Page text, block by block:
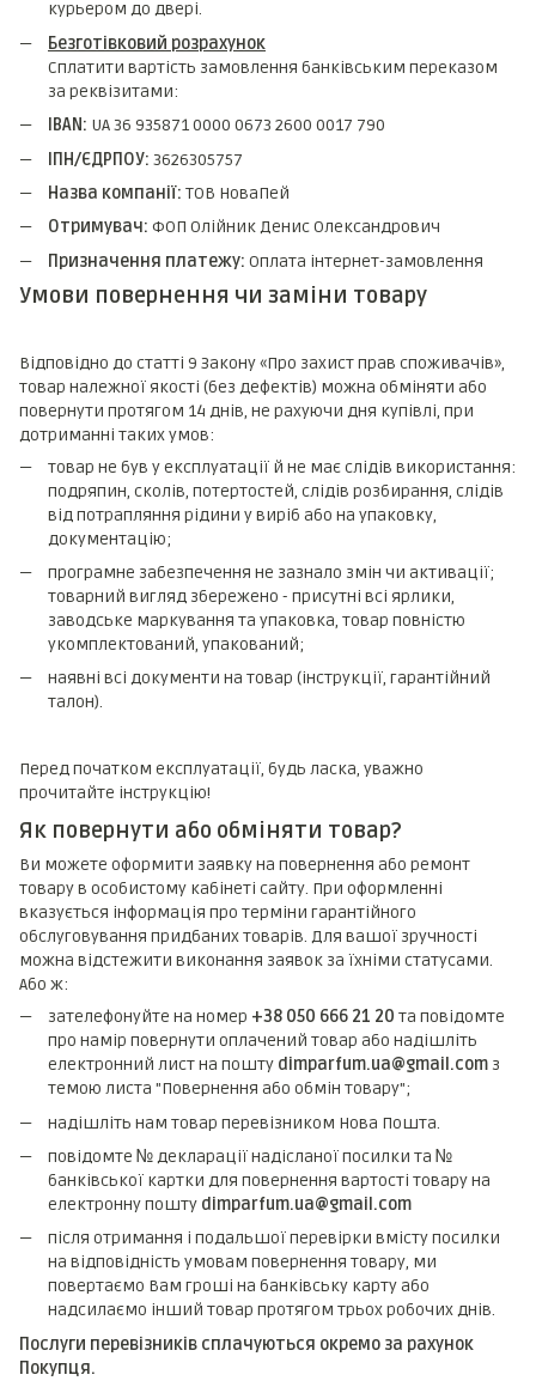
курьером до двері.
Безготівковий розрахунок
Сплатити вартість замовлення банківським переказом
за реквізитами:
IBAN: UA 36 935871 0000 0673 2600 0017 790
ІПН/ЄДРПОУ: 3626305757
Назва компанії: ТОВ НоваПей
Отримувач: ФОП Олійник Денис Олександрович
Призначення платежу: Оплата інтернет-замовлення
Умови повернення чи заміни товару
Відповідно до статті 9 Закону «Про захист прав споживачів»,
товар належної якості (без дефектів) можна обміняти або
повернути протягом 14 днів, не рахуючи дня купівлі, при
дотриманні таких умов:
товар не був у експлуатації й не має слідів використання:
подряпин, сколів, потертостей, слідів розбирання, слідів
від потрапляння рідини у виріб або на упаковку,
документацію;
програмне забезпечення не зазнало змін чи активації;
товарний вигляд збережено - присутні всі ярлики,
заводське маркування та упаковка, товар повністю
укомплектований, упакований;
наявні всі документи на товар (інструкції, гарантійний
талон).
Перед початком експлуатації, будь ласка, уважно
прочитайте інструкцію!
Як повернути або обміняти товар?
Ви можете оформити заявку на повернення або ремонт
товару в особистому кабінеті сайту. При оформленні
вказується інформація про терміни гарантійного
обслуговування придбаних товарів. Для вашої зручності
можна відстежити виконання заявок за їхніми статусами.
Або ж:
зателефонуйте на номер +38 050 666 21 20 та повідомте
про намір повернути оплачений товар або надішліть
електронний лист на пошту dimparfum.ua@gmail.com з
темою листа "Повернення або обмін товару";
надішліть нам товар перевізником Нова Пошта.
повідомте № декларації надісланої посилки та №
банківської картки для повернення вартості товару на
електронну пошту dimparfum.ua@gmail.com
після отримання і подальшої перевірки вмісту посилки
на відповідність умовам повернення товару, ми
повертаємо Вам гроші на банківську карту або
надсилаємо інший товар протягом трьох робочих днів.
Послуги перевізників сплачуються окремо за рахунок
Покупця.